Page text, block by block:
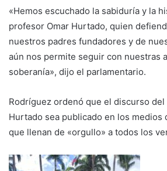
«Hemos escuchado la sabiduría y la
profesor Omar Hurtado, quien
nuestros padres fundadores y de
aún nos permite seguir con nuestras
soberanía», dijo el parlamentario.
Rodríguez ordenó que el discurso del
Hurtado sea publicado en los medios
que llenan de «orgullo» a todos los